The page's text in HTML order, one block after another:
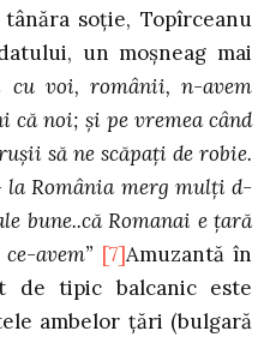
soţie, Topîrceanu
un moşneag mai
cu voi, românii, n-avem
noi; şi pe vremea când
să ne scăpaţi de robie.
România merg mulţi d-
bune..că Romanai e ţară
avem” [7]Amuzantă în
de tipic balcanic este
ambelor ţări (bulgară